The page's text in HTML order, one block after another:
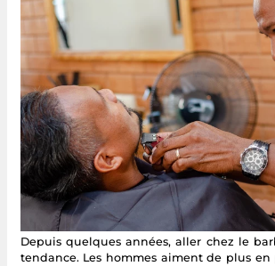
Depuis quelques années, aller chez le
tendance. Les hommes aiment de plus en